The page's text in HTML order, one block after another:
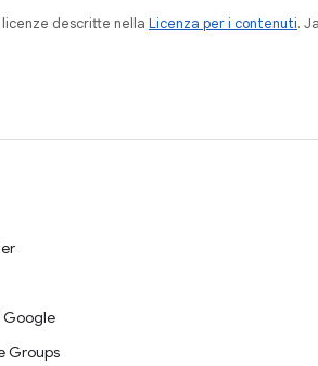
descritte nella Licenza per i contenuti.
Google
Groups